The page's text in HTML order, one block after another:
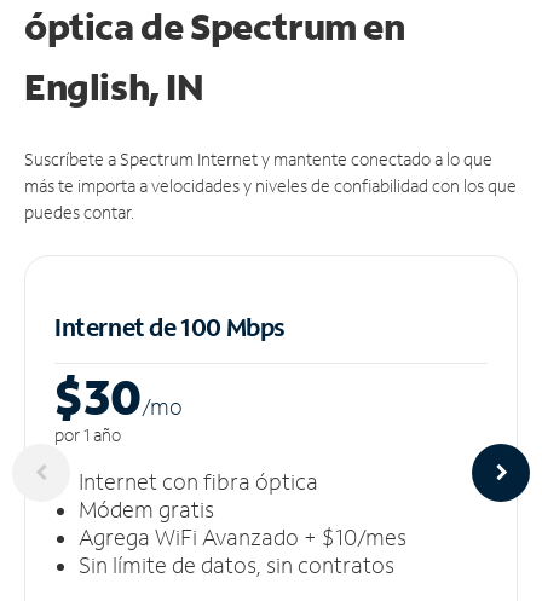
óptica de Spectrum en
English, IN
Suscríbete a Spectrum Internet y mantente conectado a lo que
más te importa a velocidades y niveles de confiabilidad con los que
puedes contar.
Internet de 100 Mbps
$30/mo
por 1 año
Internet con fibra óptica
Módem gratis
Agrega WiFi Avanzado + $10/mes
Sin límite de datos, sin contratos